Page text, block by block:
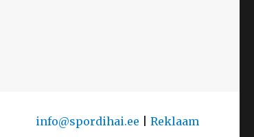
info@spordihai.ee Reklaam